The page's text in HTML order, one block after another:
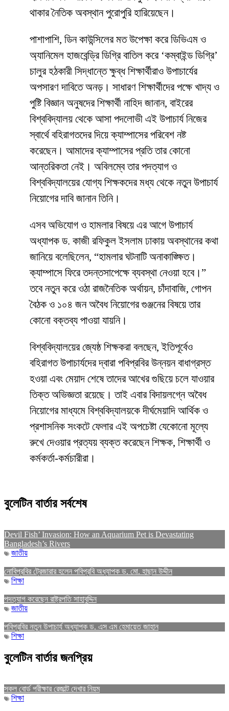
থাকার নৈতিক অবস্থান পুরোপুরি হারিয়েছেন।
​পাশাপাশি, ডিন কাউন্সিলের মত উপেক্ষা করে ডিভিএম ও
অ্যানিমেল হাজবেন্ড্রি ডিগ্রি বাতিল করে ‘কম্বাইন্ড ডিগ্রি’
চালুর হঠকারী সিদ্ধান্তে ক্ষুব্ধ শিক্ষার্থীরাও উপাচার্যের
অপসারণ দাবিতে অনড়। সাধারণ শিক্ষার্থীদের পক্ষে খাদ্য ও
পুষ্টি বিজ্ঞান অনুষদের শিক্ষার্থী নাহিদ জানান, বাইরের
বিশ্ববিদ্যালয় থেকে আসা পদলোভী এই উপাচার্য নিজের
স্বার্থে বহিরাগতদের দিয়ে ক্যাম্পাসের পরিবেশ নষ্ট
করেছেন। আমাদের ক্যাম্পাসের প্রতি তার কোনো
আন্তরিকতা নেই। অবিলম্বে তার পদত্যাগ ও
বিশ্ববিদ্যালয়ের যোগ্য শিক্ষকদের মধ্য থেকে নতুন উপাচার্য
নিয়োগের দাবি জানান তিনি।
​এসব অভিযোগ ও হামলার বিষয়ে এর আগে উপাচার্য
অধ্যাপক ড. কাজী রফিকুল ইসলাম ঢাকায় অবস্থানের কথা
জানিয়ে বলেছিলেন, “হামলার ঘটনাটি অনাকাঙ্ক্ষিত।
ক্যাম্পাসে ফিরে তদন্তসাপেক্ষে ব্যবস্থা নেওয়া হবে।”
তবে নতুন করে ওঠা রাজনৈতিক অর্থায়ন, চাঁদাবাজি, গোপন
বৈঠক ও ১০৪ জন অবৈধ নিয়োগের গুঞ্জনের বিষয়ে তার
কোনো বক্তব্য পাওয়া যায়নি।
​বিশ্ববিদ্যালয়ের জ্যেষ্ঠ শিক্ষকরা বলছেন, ইতিপূর্বেও
বহিরাগত উপাচার্যদের দ্বারা পবিপ্রবির উন্নয়ন বাধাগ্রস্ত
হওয়া এবং মেয়াদ শেষে তাদের আখের গুছিয়ে চলে যাওয়ার
তিক্ত অভিজ্ঞতা রয়েছে। তাই এবার বিদায়লগ্নে অবৈধ
নিয়োগের মাধ্যমে বিশ্ববিদ্যালয়কে দীর্ঘমেয়াদি আর্থিক ও
প্রশাসনিক সংকটে ফেলার এই অপচেষ্টা যেকোনো মূল্যে
রুখে দেওয়ার প্রত্যয় ব্যক্ত করেছেন শিক্ষক, শিক্ষার্থী ও
কর্মকর্তা-কর্মচারীরা।
বুলেটিন বার্তার সর্বশেষ
Devil Fish’ Invasion: How an Aquarium Pet is Devastating
Bangladesh’s Rivers
জাতীয়
নোবিপ্রবির ট্রেজারার হলেন পবিপ্রবি অধ্যাপক ড. মো. হাছান উদ্দীন
শিক্ষা
পদত্যাগ করেছেন রাষ্ট্রপতি সাহাবুদ্দিন
জাতীয়
পবিপ্রবির নতুন উপাচার্য অধ্যাপক ড. এস এম হেমায়েত জাহান
শিক্ষা
বুলেটিন বার্তার জনপ্রিয়
সকল বোর্ড পরীক্ষার রেজাল্ট দেখার নিয়ম
শিক্ষা